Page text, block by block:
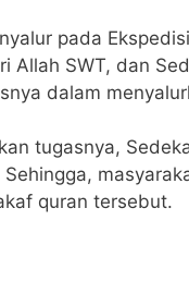
pada
Allah SWT, dan
dalam
tugasnya,
quran tersebut.